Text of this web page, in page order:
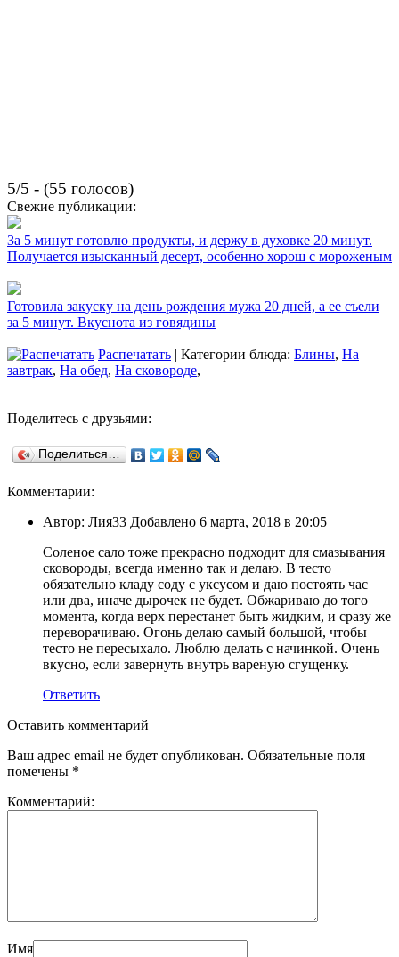
5/5 - (55 голосов)
Свежие публикации:
За 5 минут готовлю продукты, и держу в духовке 20 минут.
Получается изысканный десерт, особенно хорош с мороженым
Готовила закуску на день рождения мужа 20 дней, а ее съели
за 5 минут. Вкуснота из говядины
Распечатать | Категории блюда: Блины, На
завтрак, На обед, На сковороде,
Поделитесь с друзьями:
Поделиться…
Комментарии:
Автор: Лия33 Добавлено 6 марта, 2018 в 20:05
Соленое сало тоже прекрасно подходит для смазывания
сковороды, всегда именно так и делаю. В тесто
обязательно кладу соду с уксусом и даю постоять час
или два, иначе дырочек не будет. Обжариваю до того
момента, когда верх перестанет быть жидким, и сразу же
переворачиваю. Огонь делаю самый большой, чтобы
тесто не пересыхало. Люблю делать с начинкой. Очень
вкусно, если завернуть внутрь вареную сгущенку.
Ответить
Оставить комментарий
Ваш адрес email не будет опубликован. Обязательные поля
помечены *
Комментарий:
Имя